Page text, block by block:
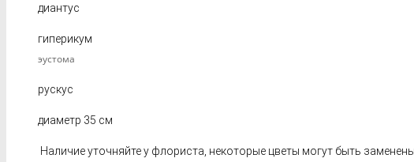
диантус
гиперикум
эустома
рускус
диаметр 35 см
Наличие уточняйте у флориста, некоторые цветы могут быть